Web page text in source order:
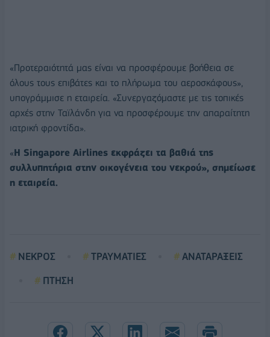
«Προτεραιότητά μας είναι να προσφέρουμε βοήθεια σε
όλους τους επιβάτες και το πλήρωμα του αεροσκάφους»,
υπογράμμισε η εταιρεία. «Συνεργαζόμαστε με τις τοπικές
αρχές στην Ταϊλάνδη για να προσφέρουμε την απαραίτητη
ιατρική φροντίδα».
«Η Singapore Airlines εκφράζει τα βαθιά της
συλλυπητήρια στην οικογένεια του νεκρού», σημείωσε
η εταιρεία.
ΝΕΚΡΟΣ ΤΡΑΥΜΑΤΙΕΣ
ΑΝΑΤΑΡΑΞΕΙΣ
ΠΤΗΣΗ